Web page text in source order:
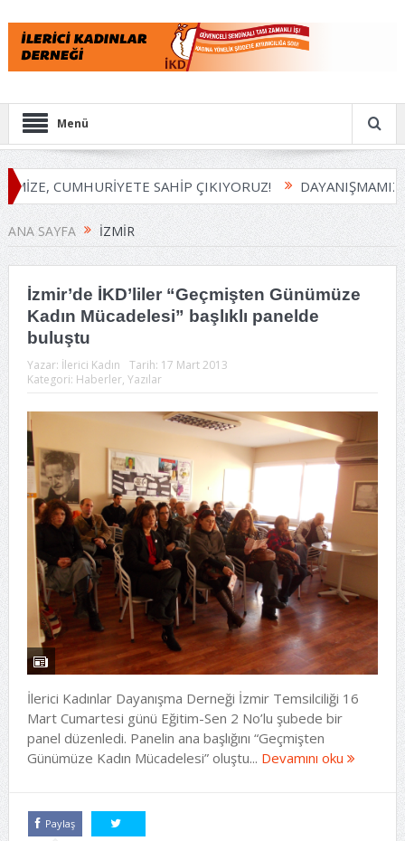
Menü
CUMHURİYETE SAHİP ÇIKIYORUZ! DAYANIŞMAMIZI
ANA SAYFA İZMIR
İzmir’de İKD’liler “Geçmişten Günümüze
Kadın Mücadelesi” başlıklı panelde
buluştu
Yazar: İlerici Kadın Tarih: 17 Mart 2013
Kategori: Haberler, Yazılar
İlerici Kadınlar Dayanışma Derneği İzmir Temsilciliği 16
Mart Cumartesi günü Eğitim-Sen 2 No’lu şubede bir
panel düzenledi. Panelin ana başlığını “Geçmişten
Günümüze Kadın Mücadelesi” oluştu... Devamını oku
Paylaş